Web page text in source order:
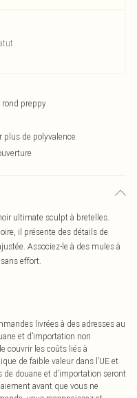
rond preppy
plus de polyvalence
ultimate sculpt à bretelles.
il présente des détails de
Associez-le à des mules à
effort.
livrées à des adresses au
et d’importation non
couvrir les coûts liés à
de faible valeur dans l’UE et
de douane et d’importation seront
avant que vous ne